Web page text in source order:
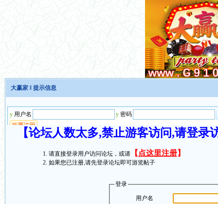
大赢家 ‖ 提示信息
【论坛人数太多,禁止游客访问,请登
请直接登录用户访问论坛，或请 【 点这里注册】
如果您已注册,请先登录论坛即可游览帖子
登录
用户名